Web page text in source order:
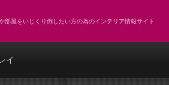
屋をいじくり倒したい方の為のインテリア情報サイト
イ